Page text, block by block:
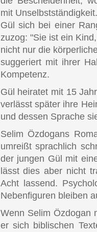
mit
Gül sich bei einer
zuzog: "Sie ist ein
nicht nur die
suggeriert mit ihrer
Kompetenz.
Gül heiratet mit 15
verlässt später ihre
und dessen Sprache
Selim Özdogans
umreißt sprachlich
der jungen Gül mit
lässt dies aber nicht
Acht lassend.
Nebenfiguren bleiben
Wenn Selim Özdogan
er sich biblischen